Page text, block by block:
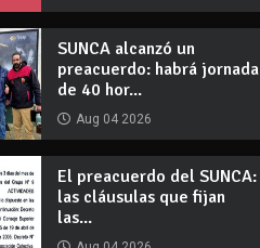
SUNCA alcanzó un
preacuerdo: habrá jornada
de 40 hor...
Aug 04 2026
El preacuerdo del SUNCA:
las cláusulas que fijan
las...